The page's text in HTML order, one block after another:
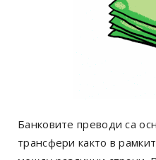
Банковите преводи са
трансфери както в